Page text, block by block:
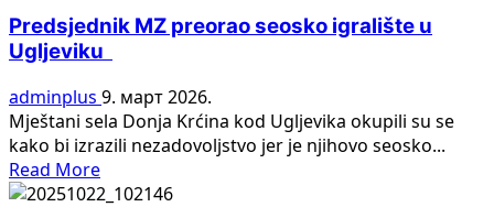
na
Nations
Football
7
turniru
u
Požarevcu
Predsjednik MZ preorao seosko igralište u
Ugljeviku
adminplus 9. март 2026.
Mještani sela Donja Krćina kod Ugljevika okupili su se
kako bi izrazili nezadovoljstvo jer je njihovo seosko...
Read MoreRead
more